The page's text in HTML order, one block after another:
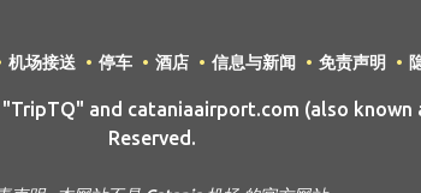
机场接送 停车 酒店 信息与新闻 免责声明
and cataniaairport.com (also
Reserved.